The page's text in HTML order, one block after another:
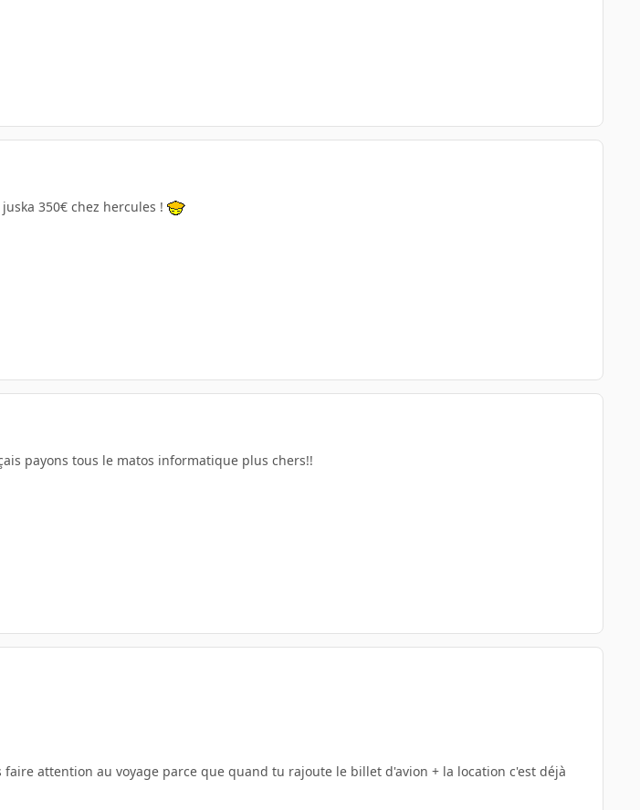
350€ chez hercules !
payons tous le matos informatique plus chers!!
attention au voyage parce que quand tu rajoute le billet d'avion + la location c'est déjà